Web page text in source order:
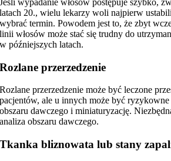
Jeśli wypadanie włosów postępuje szybko,
latach 20., wielu lekarzy woli najpierw
wybrać termin. Powodem jest to, że zbyt
linii włosów może stać się trudny do
w późniejszych latach.
Rozlane przerzedzenie
Rozlane przerzedzenie może być leczone
pacjentów, ale u innych może być
obszaru dawczego i miniaturyzację.
analiza obszaru dawczego.
Tkanka bliznowata lub stany